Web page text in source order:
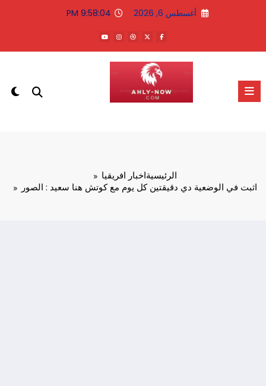
أغسطس 6, 2026 9:58:04 PM
الرئيسيةاخبار افريقيا
اثبت في الوضعية دي دقيقتين كل يوم مع كوتش هنا سعيد : الصور